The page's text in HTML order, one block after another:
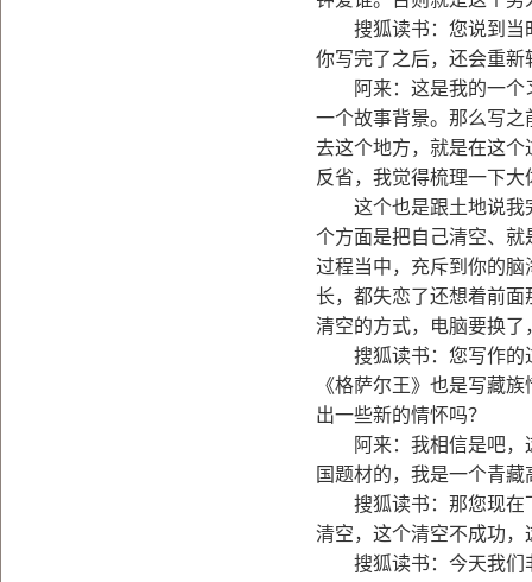
搜狐读书：您说到当时
你写完了之后，还会重
阿来：这是我的一个习
一个故事背景。那么写
去这个地方，就是在这
反省，我觉得梳理一下大
这个也是跟土地说我完
个方面是把自己清空、
过程当中，充斥到你的
长，都失恋了还想着前
清空的方式，电脑要换了
搜狐读书：您写作的过
《格萨尔王》也是写藏
出一些新的情怀吗？
阿来：我相信是吧，这
国题材的，我是一个青
搜狐读书：那您现在下
清空，这个清空不成功，
搜狐读书：今天我们非